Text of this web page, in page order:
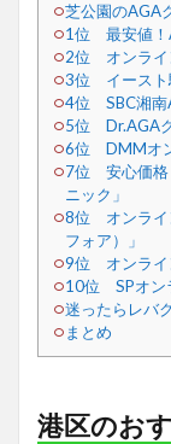
芝公園のAGA
1位 最安値！
2位 オンライ
3位 イースト
4位 SBC湘南
5位 Dr.AGA
6位 DMMオ
7位 安心価格
ニック」
8位 オンライ
フォア）」
9位 オンライ
10位 SPオン
迷ったらレバ
まとめ
港区のお